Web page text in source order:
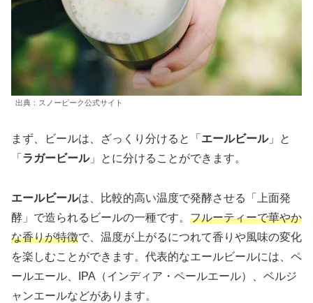
出典：スノーピーク公式サイト
まず、ビールは、ざっくり分けると「 エールビール」と
「 ラガービール」とに分けることができます。
エールビールは、比較的高い温度で発酵させる「上面発
酵」で造られるビールの一種です。 フルーティーで華やか
な香りが特徴で、温度が上がるにつれて香りや風味の変化
を楽しむことができます。代表的なエールビールには、ペ
ールエール、IPA（インディア・ペールエール）、ベルジ
ャンエールなどがあります。